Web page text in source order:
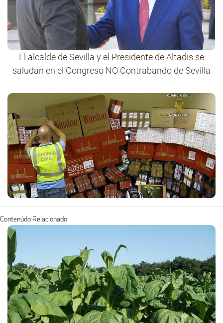
El alcalde de Sevilla y el Presidente de Altadis se
saludan en el Congreso NO Contrabando de Sevilla
Contenúdo Relacionado